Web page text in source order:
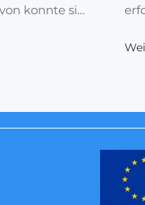
konnte si…